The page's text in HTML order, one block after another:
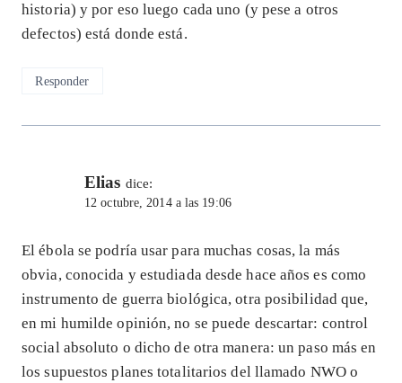
historia) y por eso luego cada uno (y pese a otros
defectos) está donde está.
Responder
Elias dice:
12 octubre, 2014 a las 19:06
El ébola se podría usar para muchas cosas, la más
obvia, conocida y estudiada desde hace años es como
instrumento de guerra biológica, otra posibilidad que,
en mi humilde opinión, no se puede descartar: control
social absoluto o dicho de otra manera: un paso más en
los supuestos planes totalitarios del llamado NWO o